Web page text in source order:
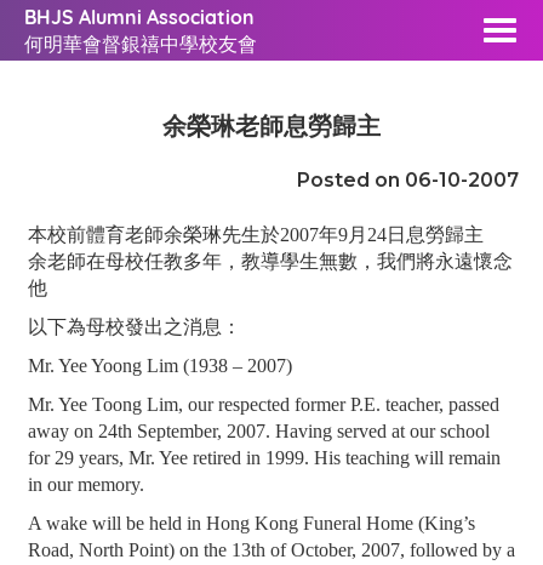
BHJS Alumni Association
何明華會督銀禧中學校友會
余榮琳老師息勞歸主
Posted on 06-10-2007
本校前體育老師余榮琳先生於2007年9月24日息勞歸主
余老師在母校任教多年，教導學生無數，我們將永遠懷念
他
以下為母校發出之消息：
Mr. Yee Yoong Lim (1938 – 2007)
Mr. Yee Toong Lim, our respected former P.E. teacher, passed
away on 24th September, 2007. Having served at our school
for 29 years, Mr. Yee retired in 1999. His teaching will remain
in our memory.
A wake will be held in Hong Kong Funeral Home (King’s
Road, North Point) on the 13th of October, 2007, followed by a